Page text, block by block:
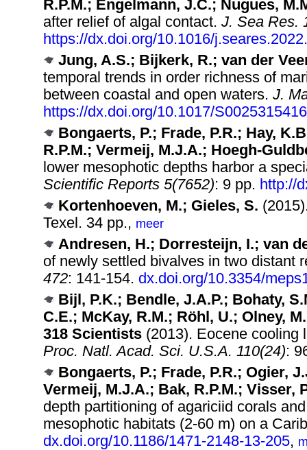
R.P.M.; Engelmann, J.C.; Nugues,
after relief of algal contact. J. Sea Res.
https://dx.doi.org/10.1016/
Jung, A.S.; Bijkerk, R.; van der
temporal trends in order richness of
between coastal and open waters. J.
https://dx.doi.org/10.1017/
Bongaerts, P.; Frade, P.R.; Hay,
R.P.M.; Vermeij, M.J.A.; Hoegh-
lower mesophotic depths harbor a
Scientific Reports 5(7652): 9 pp. http://
Kortenhoeven, M.; Gieles, S.
Texel. 34 pp., meer
Andresen, H.; Dorresteijn, I.; van
of newly settled bivalves in two distant
472: 141-154. dx.doi.org/10.3354/
Bijl, P.K.; Bendle, J.A.P.; Bohaty,
C.E.; McKay, R.M.; Röhl, U.; Olney,
318 Scientists(2013). Eocene cooling
Proc. Natl. Acad. Sci. U.S.A. 110(24):
Bongaerts, P.; Frade, P.R.; Ogier,
Vermeij, M.J.A.; Bak, R.P.M.; Visser,
depth partitioning of agariciid corals
mesophotic habitats (2-60 m) on a
dx.doi.org/10.1186/1471-2148-13-205,